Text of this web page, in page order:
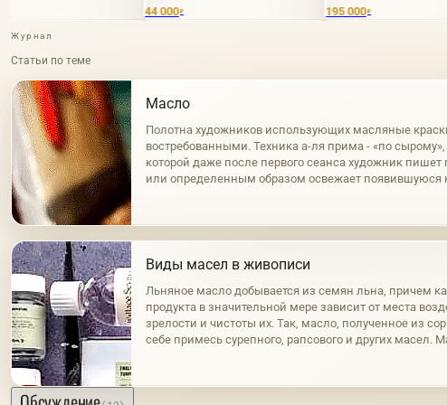
Журнал
Статьи по теме
Масло
Полотна художников использующих масляные
востребованными. Техника а-ля прима - «по
которой даже после первого сеанса художник
или определенным образом освежает
Виды масел в живописи
Льняное масло добывается из семян льна, причем
продукта в значительной мере зависит от места
зрелости и чистоты их. Так, масло, полученное из
себе примесь сурепного, рапсового и других масел.